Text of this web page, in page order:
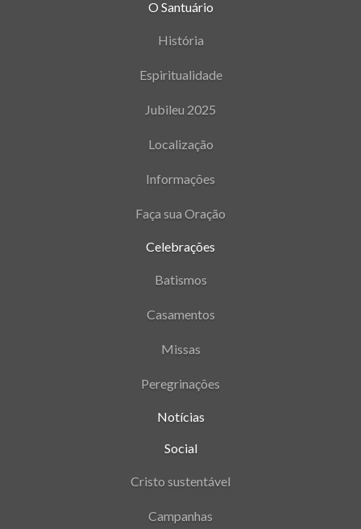
O Santuário
História
Espiritualidade
Jubileu 2025
Localização
Informações
Faça sua Oração
Celebrações
Batismos
Casamentos
Missas
Peregrinações
Notícias
Social
Cristo sustentável
Campanhas